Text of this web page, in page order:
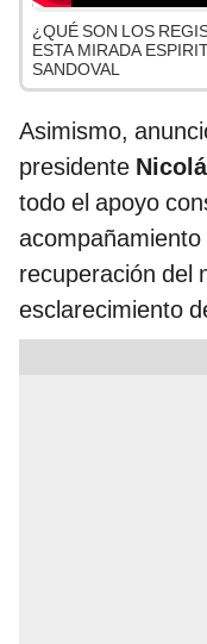
¿QUÉ SON LOS
ESTA MIRADA
SANDOVAL
Asimismo,
presidente
todo el apoyo
recuperación del
esclarecimiento